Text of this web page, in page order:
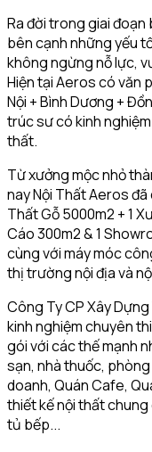
Ra đời trong giai đoạn
bên cạnh những yếu
không ngừng nỗ lực,
Hiện tại Aeros có văn
Nội + Bình Dương +
trúc sư có kinh
thất.
Từ xưởng mộc nhỏ
nay Nội Thất Aeros đã
Thất Gỗ 5000m2 + 1
Cáo 300m2 & 1
cùng với máy móc
thị trường nội địa và
Công Ty CP Xây Dựng
kinh nghiệm chuyên
gói với các thế mạnh
sạn, nhà thuốc,
doanh, Quán Cafe,
thiết kế nội thất chung
tủ bếp...